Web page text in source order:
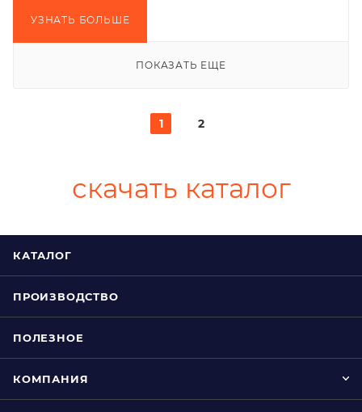
УЗНАТЬ БОЛЬШЕ
ПОКАЗАТЬ ЕЩЕ
1 2
скачать каталог
КАТАЛОГ
ПРОИЗВОДСТВО
ПОЛЕЗНОЕ
КОМПАНИЯ